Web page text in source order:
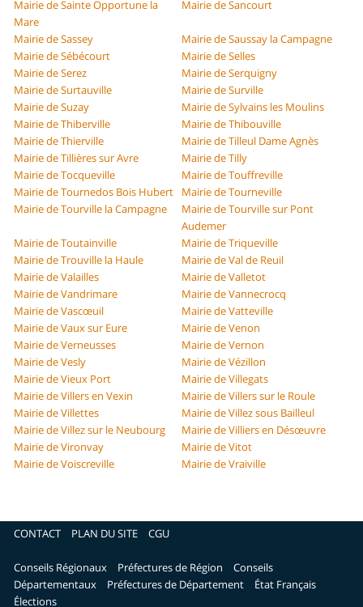
Mairie de Sainte Opportune la
Mare
Mairie de Sancourt
Mairie de Sassey
Mairie de Saussay la Campagne
Mairie de Sébécourt
Mairie de Selles
Mairie de Serez
Mairie de Serquigny
Mairie de Surtauville
Mairie de Surville
Mairie de Suzay
Mairie de Sylvains les Moulins
Mairie de Thiberville
Mairie de Thibouville
Mairie de Thierville
Mairie de Tilleul Dame Agnès
Mairie de Tillières sur Avre
Mairie de Tilly
Mairie de Tocqueville
Mairie de Touffreville
Mairie de Tournedos Bois Hubert
Mairie de Tourneville
Mairie de Tourville la Campagne
Mairie de Tourville sur Pont
Audemer
Mairie de Toutainville
Mairie de Triqueville
Mairie de Trouville la Haule
Mairie de Val de Reuil
Mairie de Valailles
Mairie de Valletot
Mairie de Vandrimare
Mairie de Vannecrocq
Mairie de Vascœuil
Mairie de Vatteville
Mairie de Vaux sur Eure
Mairie de Venon
Mairie de Verneusses
Mairie de Vernon
Mairie de Vesly
Mairie de Vézillon
Mairie de Vieux Port
Mairie de Villegats
Mairie de Villers en Vexin
Mairie de Villers sur le Roule
Mairie de Villettes
Mairie de Villez sous Bailleul
Mairie de Villez sur le Neubourg
Mairie de Villiers en Désœuvre
Mairie de Vironvay
Mairie de Vitot
Mairie de Voiscreville
Mairie de Vraiville
CONTACT PLAN DU SITE CGU
Conseils Régionaux Préfectures de Région
Conseils
Départementaux
Préfectures de Département
État Français
Élections